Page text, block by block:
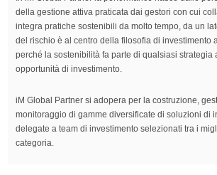
della gestione attiva praticata dai gestori con cui
integra pratiche sostenibili da molto tempo, da un
del rischio è al centro della filosofia di investimento
perché la sostenibilità fa parte di qualsiasi strategia
opportunità di investimento.
iM Global Partner si adopera per la costruzione,
monitoraggio di gamme diversificate di soluzioni di
delegate a team di investimento selezionati tra i
categoria.